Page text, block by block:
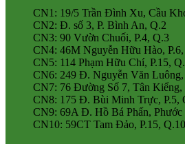
CN1: 19/5 Trần Đình Xu, Cầu
CN2: Đ. số 3, P. Bình An, Q.2
CN3: 90 Vườn Chuối, P.4, Q.3
CN4: 46M Nguyễn Hữu Hào,
CN5: 114 Phạm Hữu Chí, P.15,
CN6: 249 Đ. Nguyễn Văn Luông,
CN7: 76 Đường Số 7, Tân Kiểng,
CN8: 175 Đ. Bùi Minh Trực, P.5,
CN9: 69A Đ. Hồ Bá Phấn,
CN10: 59CT Tam Đảo, P.15, Q.10